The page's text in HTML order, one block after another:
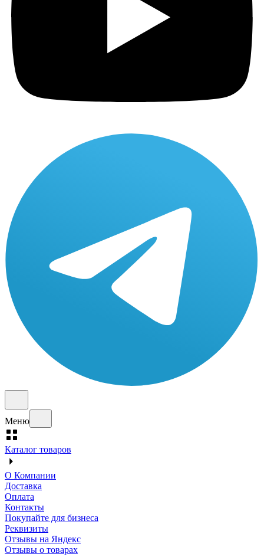
Меню
Каталог товаров
О Компании
Доставка
Оплата
Контакты
Покупайте для бизнеса
Реквизиты
Отзывы на Яндекс
Отзывы о товарах